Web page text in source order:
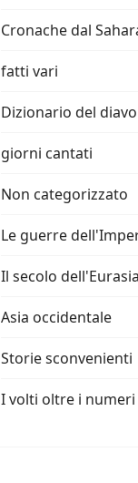
Cronache dal
fatti vari
Dizionario del
giorni cantati
Non categorizzato
Le guerre
Il secolo dell'Eurasia
Asia occidentale
Storie sconvenienti
I volti oltre i